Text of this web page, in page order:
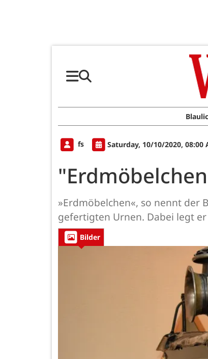
fs Saturday, 10/10/2020, 08:00
»Erdmöbelchen«, so nennt der
gefertigten Urnen. Dabei legt
Bilder